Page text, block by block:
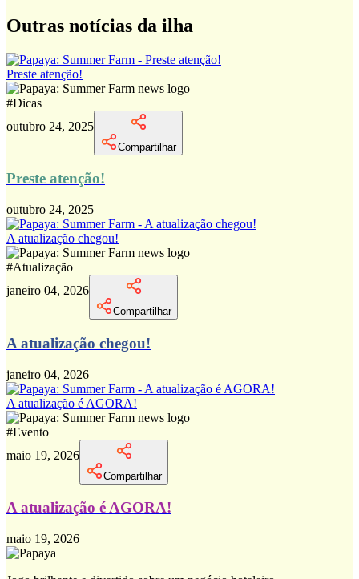
Outras notícias da ilha
Preste atenção!
#Dicas
outubro 24, 2025
Compartilhar
Preste atenção!
outubro 24, 2025
A atualização chegou!
#Atualização
janeiro 04, 2026
Compartilhar
A atualização chegou!
janeiro 04, 2026
A atualização é AGORA!
#Evento
maio 19, 2026
Compartilhar
A atualização é AGORA!
maio 19, 2026